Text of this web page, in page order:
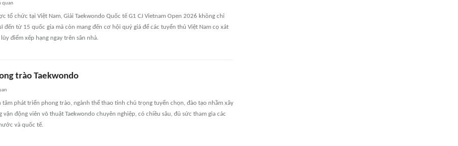
quan
tổ chức tại Việt Nam, Giải Taekwondo Quốc tế G1 CJ Vietnam Open 2026 không chỉ
đến từ 15 quốc gia mà còn mang đến cơ hội quý giá để các tuyển thủ Việt Nam cọ xát
điểm xếp hạng ngay trên sân nhà.
trào Taekwondo
tâm phát triển phong trào, ngành thể thao tỉnh chú trọng tuyển chọn, đào tạo nhằm xây
động viên võ thuật Taekwondo chuyên nghiệp, có chiều sâu, đủ sức tham gia các
và quốc tế.